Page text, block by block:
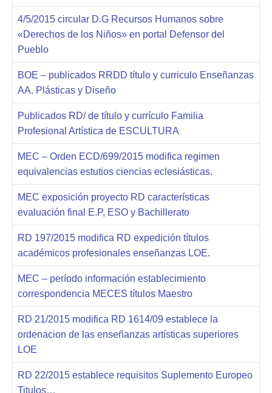
4/5/2015 circular D.G Recursos Humanos sobre
«Derechos de los Niños» en portal Defensor del
Pueblo
BOE – publicados RRDD título y curriculo Enseñanzas
AA. Plásticas y Diseño
Publicados RD/ de título y currículo Familia
Profesional Artística de ESCULTURA
MEC – Orden ECD/699/2015 modifica regimen
equivalencias estutios ciencias eclesiásticas.
MEC exposición proyecto RD características
evaluación final E.P, ESO y Bachillerato
RD 197/2015 modifica RD expedición títulos
académicos profesionales enseñanzas LOE.
MEC – período información establecimiento
correspondencia MECES títulos Maestro
RD 21/2015 modifica RD 1614/09 establece la
ordenacion de las enseñanzas artísticas superiores
LOE
RD 22/2015 establece requisitos Suplemento Europeo
Titulos…